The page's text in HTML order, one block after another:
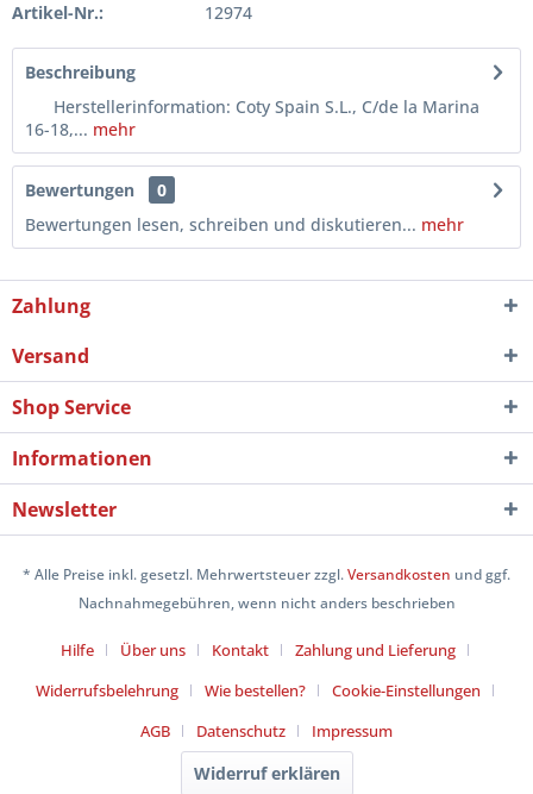
Artikel-Nr.: 12974
Beschreibung
Herstellerinformation: Coty Spain S.L., C/de la Marina
16-18,... mehr
Bewertungen
0
Bewertungen lesen, schreiben und diskutieren... mehr
Zahlung
Versand
Shop Service
Informationen
Newsletter
* Alle Preise inkl. gesetzl. Mehrwertsteuer zzgl.Versandkosten und ggf.
Nachnahmegebühren, wenn nicht anders beschrieben
Hilfe Über uns Kontakt
Zahlung und Lieferung
Widerrufsbelehrung
Wie bestellen?
Cookie-Einstellungen
AGB
Datenschutz Impressum
Widerruf erklären